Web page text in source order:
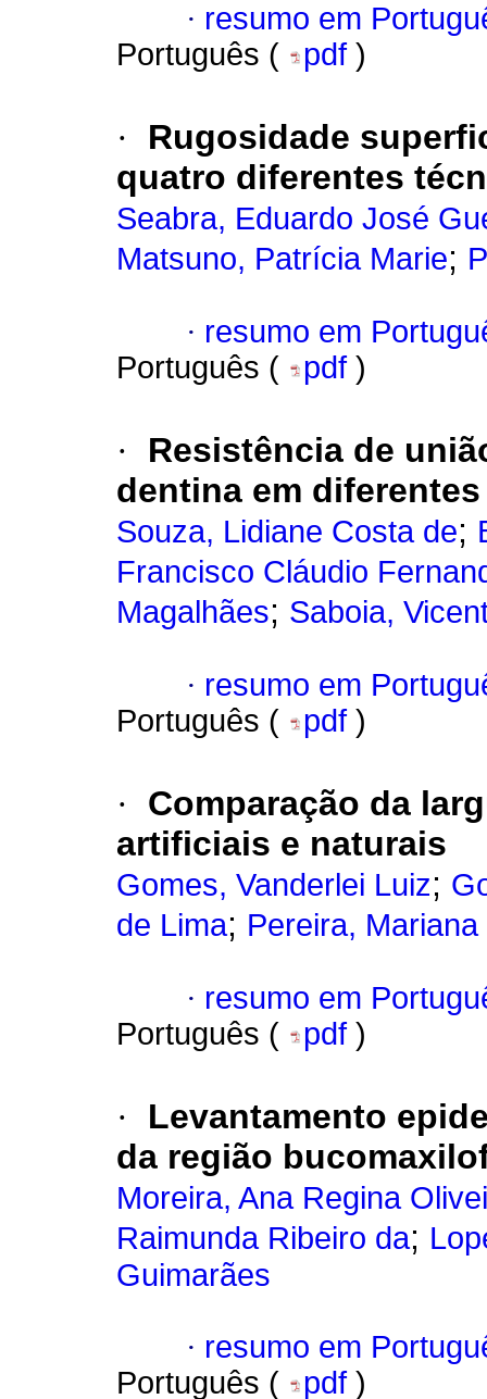
· resumo em
Português (
pdf )
·
Rugosidade
quatro diferentes
Seabra, Eduardo José
Matsuno, Patrícia Marie;
· resumo em
Português (
pdf )
·
Resistência de
dentina em
Souza, Lidiane Costa de;
Francisco Cláudio
Magalhães; Saboia,
· resumo em
Português (
pdf )
·
Comparação da
artificiais e naturais
Gomes, Vanderlei Luiz;
de Lima; Pereira,
· resumo em
Português (
pdf )
·
Levantamento
da região
Moreira, Ana Regina
Raimunda Ribeiro da;
Guimarães
· resumo em
Português (
pdf )